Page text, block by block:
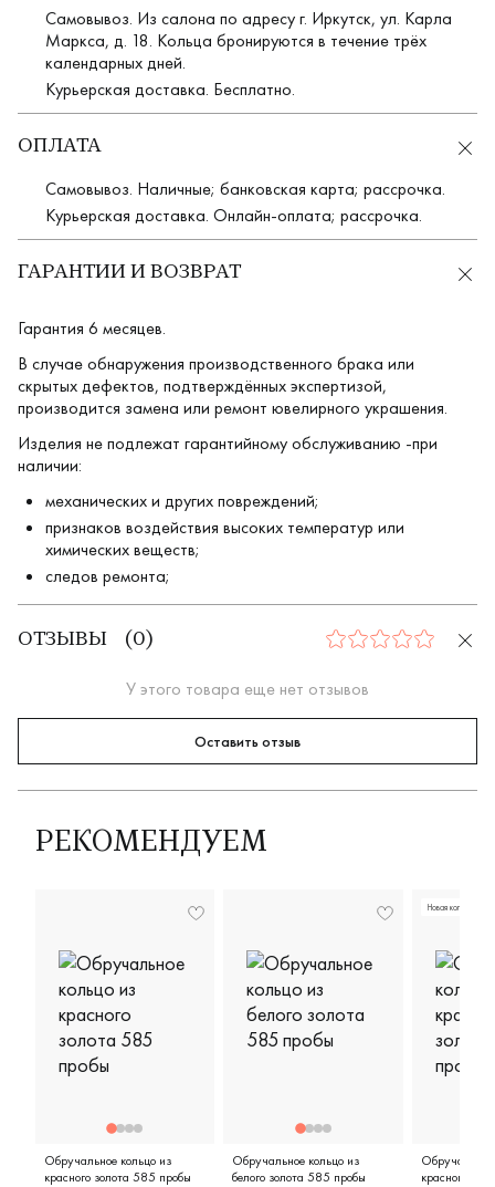
Самовывоз. Из салона по адресу г. Иркутск, ул. Карла
Маркса, д. 18. Кольца бронируются в течение трёх
календарных дней.
Курьерская доставка. Бесплатно.
ОПЛАТА
Самовывоз. Наличные; банковская карта; рассрочка.
Курьерская доставка. Онлайн-оплата; рассрочка.
ГАРАНТИИ И ВОЗВРАТ
Гарантия 6 месяцев.
В случае обнаружения производственного брака или
скрытых дефектов, подтверждённых экспертизой,
производится замена или ремонт ювелирного украшения.
Изделия не подлежат гарантийному обслуживанию -при
наличии:
механических и других повреждений;
признаков воздействия высоких температур или
химических веществ;
следов ремонта;
ОТЗЫВЫ ( 0) 0
У этого товара еще нет отзывов
Оставить отзыв
РЕКОМЕНДУЕМ
Обручальное кольцо из
красного золота 585 пробы
Обручальное кольцо из
белого золота 585 пробы
Новая коллекция
красного